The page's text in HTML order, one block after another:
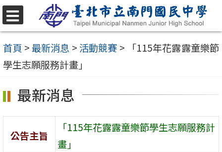
跳
至
主
要
容
選
單
首頁 >最新消息 > 活動競賽 >
「115年花露露童樂節
學生志願服務計畫」
最新消息
公告主旨
「115年花露露童樂節學生志願服務計
畫」